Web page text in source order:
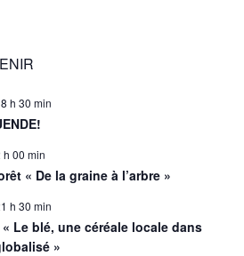
h 30 min
h 00 min
« De la graine à l’arbre »
h 30 min
Le blé, une céréale locale dans
»